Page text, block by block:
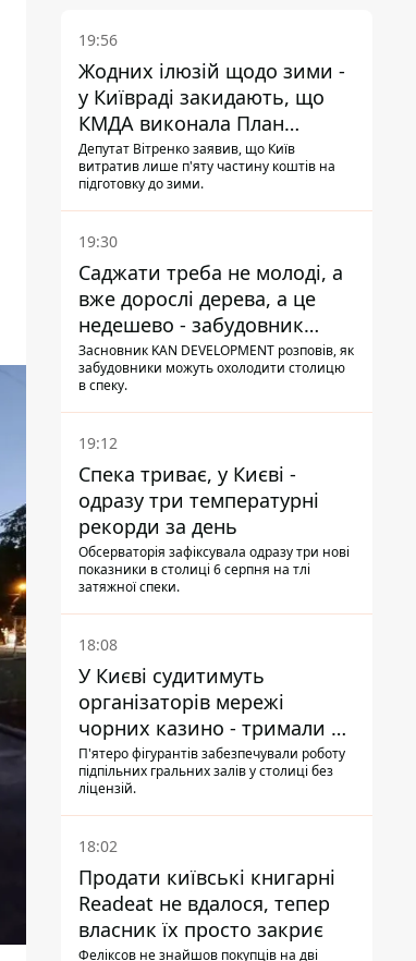
19:56
Жодних ілюзій щодо зими -
у Київраді закидають, що
КМДА виконала План
стійкості на 20%
Депутат Вітренко заявив, що Київ
витратив лише п'яту частину коштів на
підготовку до зими.
19:30
Саджати треба не молоді, а
вже дорослі дерева, а це
недешево - забудовник
Ніконов
Засновник KAN DEVELOPMENT розповів, як
забудовники можуть охолодити столицю
в спеку.
19:12
Спека триває, у Києві -
одразу три температурні
рекорди за день
Обсерваторія зафіксувала одразу три нові
показники в столиці 6 серпня на тлі
затяжної спеки.
18:08
У Києві судитимуть
організаторів мережі
чорних казино - тримали 39
закладів
П'ятеро фігурантів забезпечували роботу
підпільних гральних залів у столиці без
ліцензій.
18:02
Продати київські книгарні
Readeat не вдалося, тепер
власник їх просто закриє
Феліксов не знайшов покупців на дві